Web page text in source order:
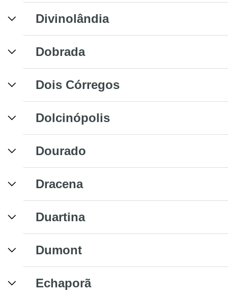
Divinolândia
Dobrada
Dois Córregos
Dolcinópolis
Dourado
Dracena
Duartina
Dumont
Echaporã